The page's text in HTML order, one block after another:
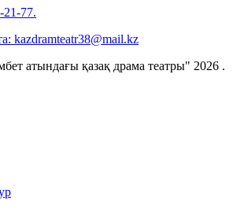
21-77.
kazdramteatr38@mail.kz
атындағы қазақ драма театры" 2026 .